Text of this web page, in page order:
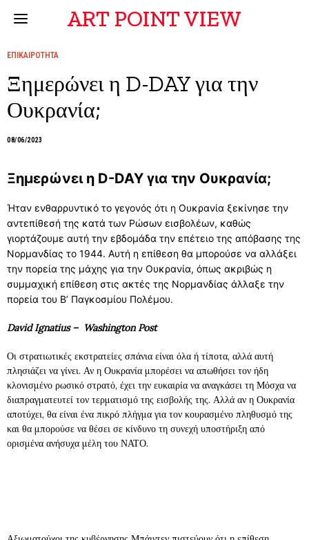
ART POINT VIEW
ΕΠΙΚΑΙΡΟΤΗΤΑ
Ξημερώνει η D-DAY για την
Ουκρανία;
08/06/2023
Ξημερώνει η D-DAY για την Ουκρανία;
Ήταν ενθαρρυντικό το γεγονός ότι η Ουκρανία ξεκίνησε την
αντεπίθεσή της κατά των Ρώσων εισβολέων, καθώς
γιορτάζουμε αυτή την εβδομάδα την επέτειο της απόβασης της
Νορμανδίας το 1944. Αυτή η επίθεση θα μπορούσε να αλλάξει
την πορεία της μάχης για την Ουκρανία, όπως ακριβώς η
συμμαχική επίθεση στις ακτές της Νορμανδίας άλλαξε την
πορεία του Β’ Παγκοσμίου Πολέμου.
David Ignatius – Washington Post
Οι στρατιωτικές εκστρατείες σπάνια είναι όλα ή τίποτα, αλλά αυτή
πλησιάζει να γίνει. Αν η Ουκρανία μπορέσει να απωθήσει τον ήδη
κλονισμένο ρωσικό στρατό, έχει την ευκαιρία να αναγκάσει τη Μόσχα να
διαπραγματευτεί τον τερματισμό της εισβολής της. Αλλά αν η Ουκρανία
αποτύχει, θα είναι ένα πικρό πλήγμα για τον κουρασμένο πληθυσμό της
και θα μπορούσε να θέσει σε κίνδυνο τη συνεχή υποστήριξη από
ορισμένα ανήσυχα μέλη του ΝΑΤΟ.